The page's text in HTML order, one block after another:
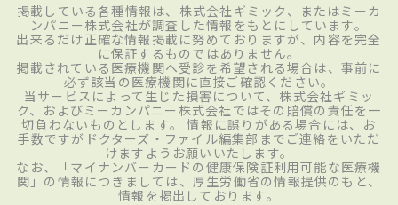
掲載している各種情報は、株式会社ギミック、またはミーカ
ンパニー株式会社が調査した情報をもとにしています。
出来るだけ正確な情報掲載に努めておりますが、内容を完全
に保証するものではありません。
掲載されている医療機関へ受診を希望される場合は、事前に
必ず該当の医療機関に直接ご確認ください。
当サービスによって生じた損害について、株式会社ギミッ
ク、およびミーカンパニー株式会社ではその賠償の責任を一
切負わないものとします。 情報に誤りがある場合には、お
手数ですがドクターズ・ファイル編集部までご連絡をいただ
けますようお願いいたします。
なお、「マイナンバーカードの健康保険証利用可能な医療機
関」の情報につきましては、厚生労働省の情報提供のもと、
情報を掲出しております。